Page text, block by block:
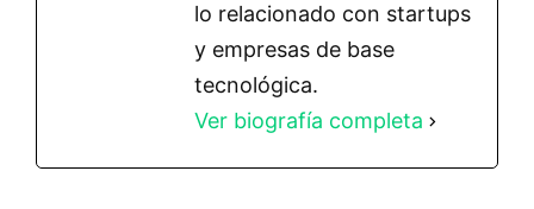
lo relacionado con startups
y empresas de base
tecnológica.
Ver biografía completa